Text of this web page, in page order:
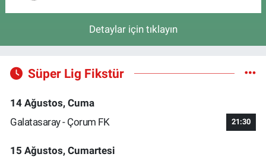
Detaylar için tıklayın
Süper Lig Fikstür
14 Ağustos, Cuma
Galatasaray - Çorum FK
21:30
15 Ağustos, Cumartesi